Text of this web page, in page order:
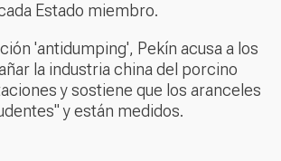
Estado miembro.
'antidumping', Pekín acusa a los
la industria china del porcino
y sostiene que los aranceles
y están medidos.